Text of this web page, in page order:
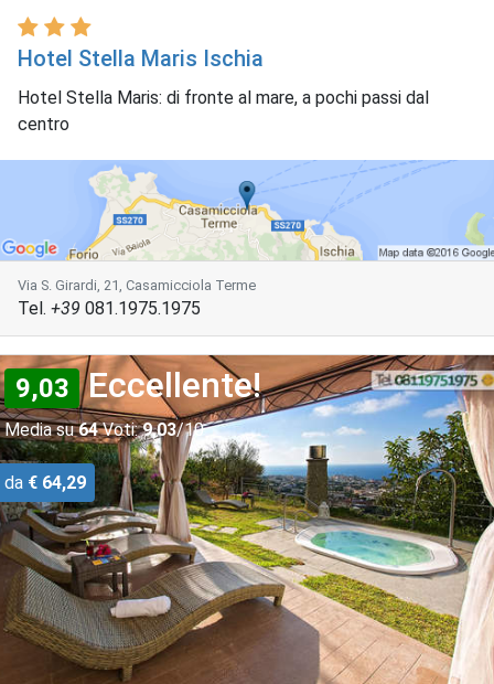
Hotel Stella Maris Ischia
Hotel Stella Maris: di fronte al mare, a pochi passi dal
centro
Via S. Girardi, 21, Casamicciola Terme
Tel. +39 081.1975.1975
9,03 Eccellente!
Media su64Voti: 9,03/10
da € 64,29